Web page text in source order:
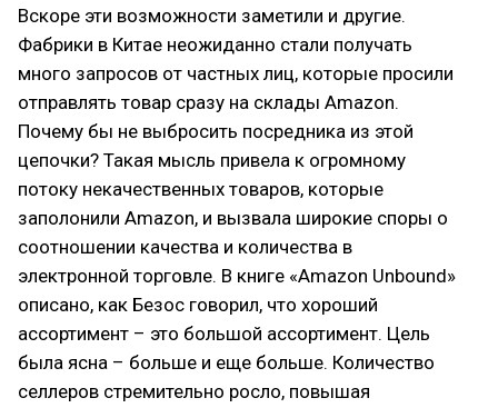
Вскоре эти возможности заметили и другие.
Фабрики в Китае неожиданно стали получать
много запросов от частных лиц, которые просили
отправлять товар сразу на склады Amazon.
Почему бы не выбросить посредника из этой
цепочки? Такая мысль привела к огромному
потоку некачественных товаров, которые
заполонили Amazon, и вызвала широкие споры о
соотношении качества и количества в
электронной торговле. В книге «Amazon Unbound»
описано, как Безос говорил, что хороший
ассортимент – это большой ассортимент. Цель
была ясна – больше и еще больше. Количество
селлеров стремительно росло, повышая